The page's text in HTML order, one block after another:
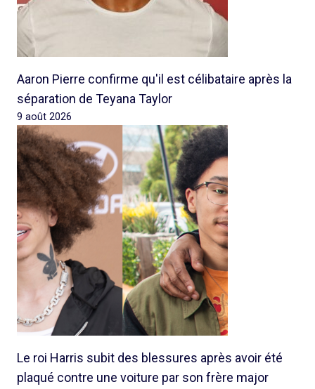
Aaron Pierre confirme qu'il est célibataire après la
séparation de Teyana Taylor
9 août 2026
Le roi Harris subit des blessures après avoir été
plaqué contre une voiture par son frère major